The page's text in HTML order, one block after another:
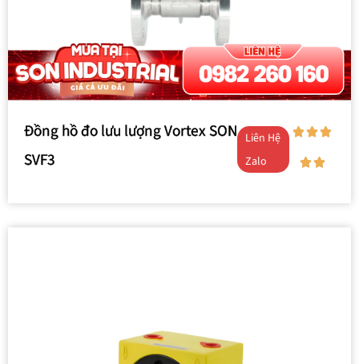
Đồng hồ đo lưu lượng Vortex SON
SVF3
Liên Hệ
Zalo